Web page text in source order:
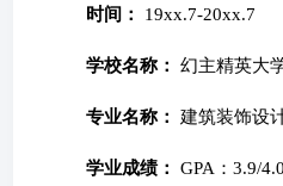
时间： 19xx.7-20xx.7
学校名称： 幻主精英大
专业名称： 建筑装饰设
学业成绩： GPA：3.9/